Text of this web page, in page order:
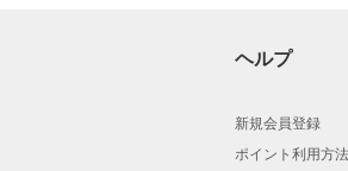
ヘルプ
新規会員登録
ポイント利用方法